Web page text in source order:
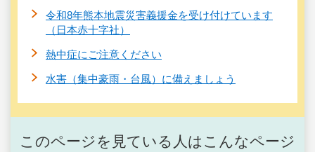
令和8年熊本地震災害義援金を受け付けています
（日本赤十字社）
熱中症にご注意ください
水害（集中豪雨・台風）に備えましょう
このページを見ている人はこんなページ